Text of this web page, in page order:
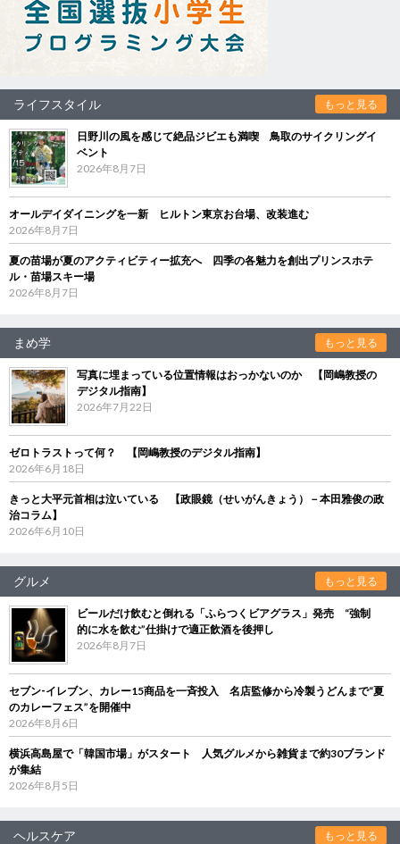
ライフスタイル もっと見る
日野川の風を感じて絶品ジビエも満喫 鳥取のサイクリングイ
ベント
2026年8月7日
オールデイダイニングを一新 ヒルトン東京お台場、改装進む
2026年8月7日
夏の苗場が夏のアクティビティー拡充へ 四季の各魅力を創出プリンスホテ
ル・苗場スキー場
2026年8月7日
まめ学 もっと見る
写真に埋まっている位置情報はおっかないのか 【岡嶋教授の
デジタル指南】
2026年7月22日
ゼロトラストって何？ 【岡嶋教授のデジタル指南】
2026年6月18日
きっと大平元首相は泣いている 【政眼鏡（せいがんきょう）－本田雅俊の政
治コラム】
2026年6月10日
グルメ もっと見る
ビールだけ飲むと倒れる「ふらつくビアグラス」発売 “強制
的に水を飲む”仕掛けで適正飲酒を後押し
2026年8月7日
セブン‐イレブン、カレー15商品を一斉投入 名店監修から冷製うどんまで“夏
のカレーフェス”を開催中
2026年8月6日
横浜高島屋で「韓国市場」がスタート 人気グルメから雑貨まで約30ブランド
が集結
2026年8月5日
ヘルスケア もっと見る